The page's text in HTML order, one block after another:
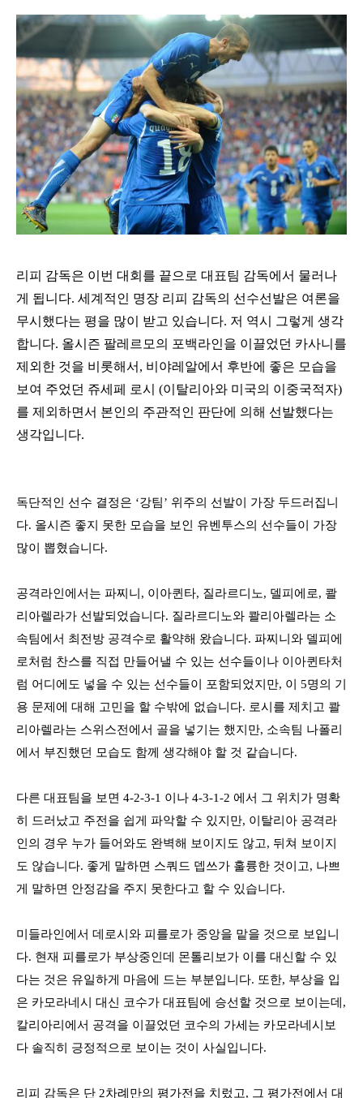
리피 감독은 이번 대회를 끝으로 대표팀 감독에서 물러나
게 됩니다. 세계적인 명장 리피 감독의 선수선발은 여론을
무시했다는 평을 많이 받고 있습니다. 저 역시 그렇게 생각
합니다. 올시즌 팔레르모의 포백라인을 이끌었던 카사니를
제외한 것을 비롯해서 , 비야레알에서 후반에 좋은 모습을
보여 주었던 쥬세페 로시 (이탈리아와 미국의 이중국적자)
를 제외하면서 본인의 주관적인 판단에 의해 선발했다는
생각입니다.
독단적인 선수 결정은 ‘강팀’ 위주의 선발이 가장 두드러집니
다. 올시즌 좋지 못한 모습을 보인 유벤투스의 선수들이 가장
많이 뽑혔습니다.
공격라인에서는 파찌니 , 이아퀸타, 질라르디노, 델피에로, 콸
리아렐라가 선발되었습니다. 질라르디노와 콸리아렐라는 소
속팀에서 최전방 공격수로 활약해 왔습니다. 파찌니와 델피에
로처럼 찬스를 직접 만들어낼 수 있는 선수들이나 이아퀸타처
럼 어디에도 넣을 수 있는 선수들이 포함되었지만, 이 5명의 기
용 문제에 대해 고민을 할 수밖에 없습니다. 로시를 제치고 콸
리아렐라는 스위스전에서 골을 넣기는 했지만, 소속팀 나폴리
에서 부진했던 모습도 함께 생각해야 할 것 같습니다.
다른 대표팀을 보면 4-2-3-1 이나 4-3-1-2 에서 그 위치가 명확
히 드러났고 주전을 쉽게 파악할 수 있지만, 이탈리아 공격라
인의 경우 누가 들어와도 완벽해 보이지도 않고, 뒤쳐 보이지
도 않습니다. 좋게 말하면 스쿼드 뎁쓰가 훌륭한 것이고, 나쁘
게 말하면 안정감을 주지 못한다고 할 수 있습니다.
미들라인에서 데로시와 피를로가 중앙을 맡을 것으로 보입니
다. 현재 피를로가 부상중인데 몬톨리보가 이를 대신할 수 있
다는 것은 유일하게 마음에 드는 부분입니다. 또한, 부상을 입
은 카모라네시 대신 코수가 대표팀에 승선할 것으로 보이는데 ,
칼리아리에서 공격을 이끌었던 코수의 가세는 카모라네시보
다 솔직히 긍정적으로 보이는 것이 사실입니다.
리피 감독은 단 2차례만의 평가전을 치렀고, 그 평가전에서 대